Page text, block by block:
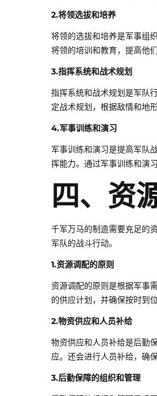
2.将领选拔和培养
将领的选拔和培养是军事组
将领的培训和教育，提高他
3.指挥系统和战术规划
指挥系统和战术规划是军队
定战术规划，根据敌情和地
4.军事训练和演习
军事训练和演习是提高军队
挥能力。通过军事训练和演
四、资
千军万马的制造需要充足的
军队的战斗行动。
1.资源调配的原则
资源调配的原则是根据军事
的供应计划，并确保按时到位
2.物资供应和人员补给
物资供应和人员补给是后勤
应。还会进行人员补给，确
3.后勤保障的组织和管理